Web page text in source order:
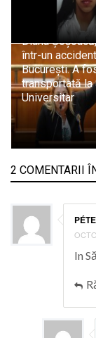
Diana
într-un
București. A
transportată la
Universitar
2 COMENTARII
In